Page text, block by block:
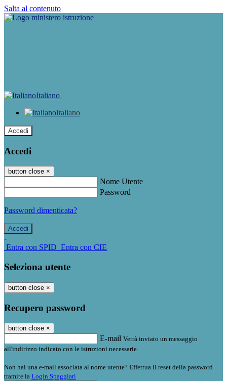
Salta al contenuto
Italiano
Italiano
Accedi
Accedi
button close ×
Nome Utente
Password
Password dimenticata?
-
Entra con SPID Entra con CIE
Seleziona utente
button close ×
Recupero password
button close ×
E-mail Verrà inviato un messaggio
all'indirizzo indicato con le istruzioni necessarie.
Non hai una e-mail associata al nome utente? Effettua il reset della password
tramite la Login Spaggiari